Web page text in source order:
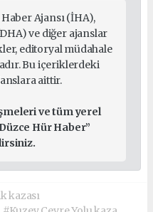
Ajansı (İHA),
ve diğer ajanslar
editoryal müdahale
Bu içeriklerdeki
aittir.
ve tüm yerel
Hür Haber”
kazası